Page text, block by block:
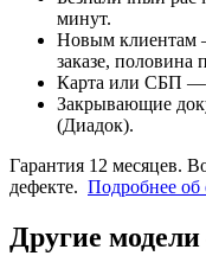
минут.
Новым клиентам
заказе, половина
Карта или СБП —
Закрывающие
(Диадок).
Гарантия 12 месяцев.
дефекте. Подробнее об
Другие